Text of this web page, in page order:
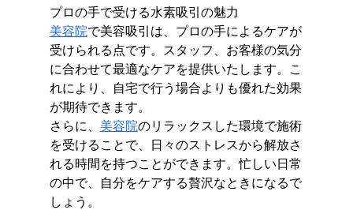
プロの手で受ける水素吸引の魅力
美容院で美容吸引は、プロの手によるケアが
受けられる点です。スタッフ、お客様の気分
に合わせて最適なケアを提供いたします。こ
れにより、自宅で行う場合よりも優れた効果
が期待できます。
さらに、 美容院のリラックスした環境で施術
を受けることで、日々のストレスから解放さ
れる時間を持つことができます。忙しい日常
の中で、自分をケアする贅沢なときになるで
しょう。